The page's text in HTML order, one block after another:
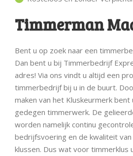
Timmerman
Bent u op zoek naar een
Dan bent u bij Timmerbedrijf
adres! Via ons vindt u altijd een
timmerbedrijf bij u in de buurt.
maken van het Kluskeurmerk bent
gedegen timmerwerk. De
worden namelijk continu
bedrijfsvoering en de kwaliteit
klussen. Dus wat voor timmerklus